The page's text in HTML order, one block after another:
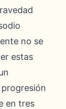
no se
estas
en tres